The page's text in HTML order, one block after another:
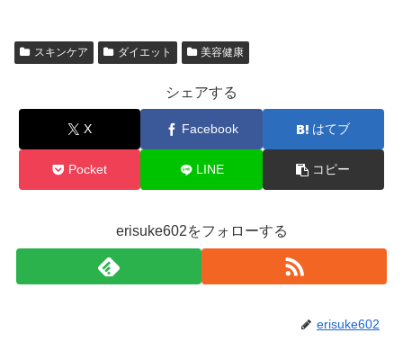
スキンケア ダイエット 美容健康
シェアする
X Facebook はてブ
Pocket LINE コピー
erisuke602をフォローする
erisuke602